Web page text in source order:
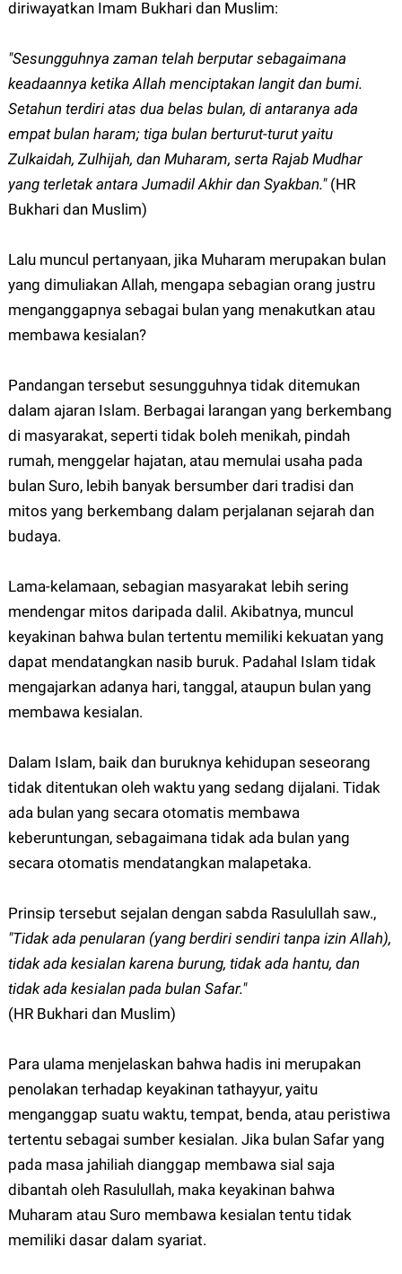
diriwayatkan Imam Bukhari dan Muslim:
"Sesungguhnya zaman telah berputar sebagaimana
keadaannya ketika Allah menciptakan langit dan bumi.
Setahun terdiri atas dua belas bulan, di antaranya ada
empat bulan haram; tiga bulan berturut-turut yaitu
Zulkaidah, Zulhijah, dan Muharam, serta Rajab Mudhar
yang terletak antara Jumadil Akhir dan Syakban." (HR
Bukhari dan Muslim)
Lalu muncul pertanyaan, jika Muharam merupakan bulan
yang dimuliakan Allah, mengapa sebagian orang justru
menganggapnya sebagai bulan yang menakutkan atau
membawa kesialan?
Pandangan tersebut sesungguhnya tidak ditemukan
dalam ajaran Islam. Berbagai larangan yang berkembang
di masyarakat, seperti tidak boleh menikah, pindah
rumah, menggelar hajatan, atau memulai usaha pada
bulan Suro, lebih banyak bersumber dari tradisi dan
mitos yang berkembang dalam perjalanan sejarah dan
budaya.
Lama-kelamaan, sebagian masyarakat lebih sering
mendengar mitos daripada dalil. Akibatnya, muncul
keyakinan bahwa bulan tertentu memiliki kekuatan yang
dapat mendatangkan nasib buruk. Padahal Islam tidak
mengajarkan adanya hari, tanggal, ataupun bulan yang
membawa kesialan.
Dalam Islam, baik dan buruknya kehidupan seseorang
tidak ditentukan oleh waktu yang sedang dijalani. Tidak
ada bulan yang secara otomatis membawa
keberuntungan, sebagaimana tidak ada bulan yang
secara otomatis mendatangkan malapetaka.
Prinsip tersebut sejalan dengan sabda Rasulullah saw.,
"Tidak ada penularan (yang berdiri sendiri tanpa izin Allah),
tidak ada kesialan karena burung, tidak ada hantu, dan
tidak ada kesialan pada bulan Safar."
(HR Bukhari dan Muslim)
Para ulama menjelaskan bahwa hadis ini merupakan
penolakan terhadap keyakinan tathayyur, yaitu
menganggap suatu waktu, tempat, benda, atau peristiwa
tertentu sebagai sumber kesialan. Jika bulan Safar yang
pada masa jahiliah dianggap membawa sial saja
dibantah oleh Rasulullah, maka keyakinan bahwa
Muharam atau Suro membawa kesialan tentu tidak
memiliki dasar dalam syariat.